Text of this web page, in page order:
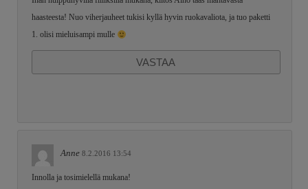
haasteesta! Nuo viherjauheet tukisi kyllä hyvin ruokavaliota, ja tuo paketti
1. olisi mieluisampi mulle
VASTAA
Anne 8.2.2016 13:54
Innolla ja tosimielellä mukana!